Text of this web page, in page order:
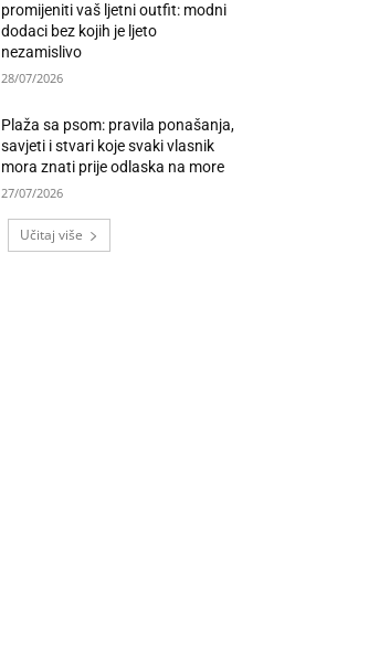
promijeniti vaš ljetni outfit: modni
dodaci bez kojih je ljeto
nezamislivo
28/07/2026
Plaža sa psom: pravila ponašanja,
savjeti i stvari koje svaki vlasnik
mora znati prije odlaska na more
27/07/2026
Učitaj više